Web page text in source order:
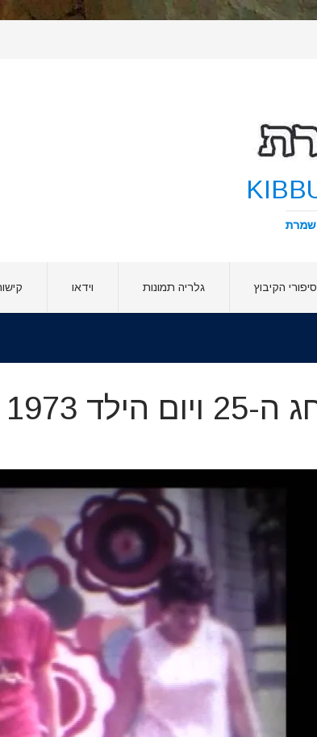
סיפורי הקיבוץ גלריה תמונות וידאו
25 ויום הילד 1973